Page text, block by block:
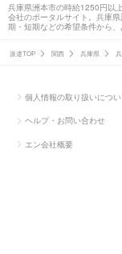
兵庫県洲本市の時給1250円以
会社のポータルサイト。兵庫
期・短期などの希望条件から
派遣TOP 関西 兵庫県
個人情報の取り扱いにつ
ヘルプ・お問い合わせ
エン会社概要